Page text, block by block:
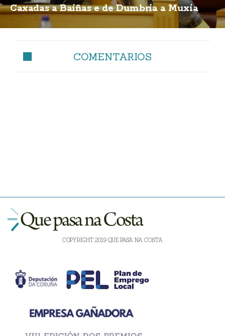
Caxadas a Baíñas e de Dumbría a Muxía
COMENTARIOS
COPYRIGHT 2019 QUE PASA NA COSTA